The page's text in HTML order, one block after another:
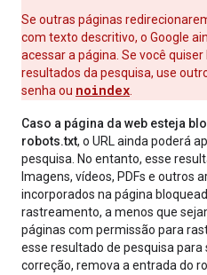
Se outras páginas
com texto descritivo, o Google
acessar a página. Se você
resultados da pesquisa, use
senha ou noindex
Caso a página da web esteja
robots.txt, o URL ainda poderá
pesquisa. No entanto, esse
Imagens, vídeos, PDFs e outros
incorporados na página
rastreamento, a menos que
páginas com permissão para
esse resultado de pesquisa
correção, remova a entrada do